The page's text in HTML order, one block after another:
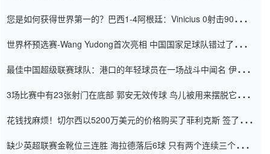
您是如何获得世界第一的？巴西1-4阿根廷：Vinicius 0射击90分钟
世界杯预选赛-Wang Yudong首次亮相 中国国家足球队错过了世界
最佳中国超级联赛球队：港口的年轻球员在一场战斗中闻名 伊万放
3场比赛中有23张射门在底部 郭安无效传球 鸟儿被用来摆脱它
花钱找麻烦！切尔西以5200万美元的价格购买了菲利克斯 签了7年
缺少英超联赛金靴位三连胜 海拉德落后6球 只有两个连续三个连续